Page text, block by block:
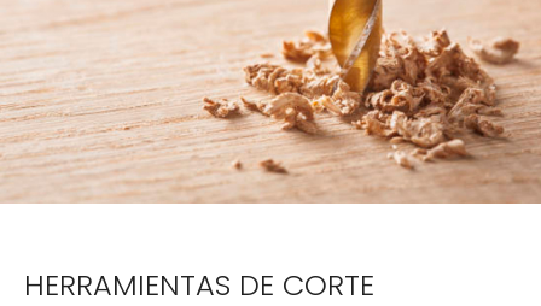
HERRAMIENTAS DE CORTE